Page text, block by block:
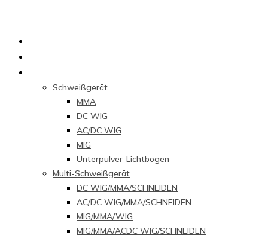
Schweißgerät
MMA
DC WIG
AC/DC WIG
MIG
Unterpulver-Lichtbogen
Multi-Schweißgerät
DC WIG/MMA/SCHNEIDEN
AC/DC WIG/MMA/SCHNEIDEN
MIG/MMA/WIG
MIG/MMA/ACDC WIG/SCHNEIDEN